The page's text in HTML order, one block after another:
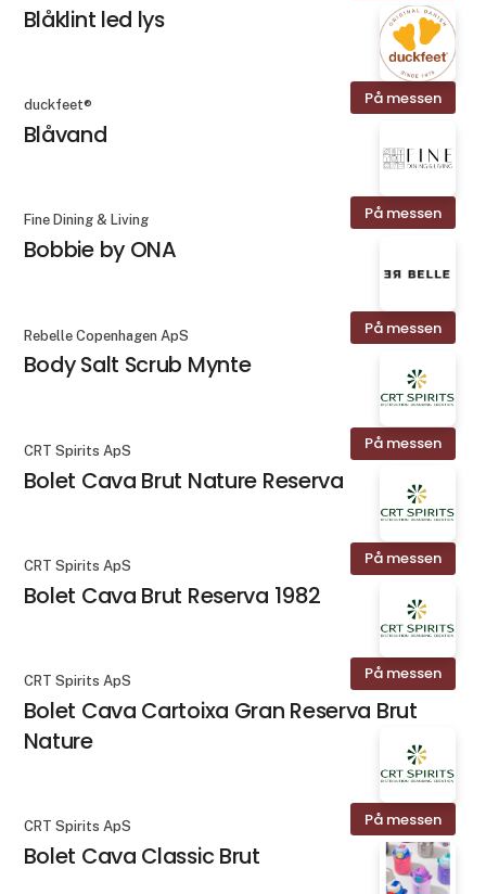
Blåklint led lys
På messen
duckfeet®
Blåvand
På messen
Fine Dining & Living
Bobbie by ONA
På messen
Rebelle Copenhagen ApS
Body Salt Scrub Mynte
På messen
CRT Spirits ApS
Bolet Cava Brut Nature Reserva
På messen
CRT Spirits ApS
Bolet Cava Brut Reserva 1982
På messen
CRT Spirits ApS
Bolet Cava Cartoixa Gran Reserva Brut
Nature
På messen
CRT Spirits ApS
Bolet Cava Classic Brut